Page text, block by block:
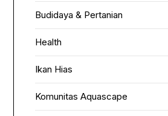
Budidaya & Pertanian
Health
Ikan Hias
Komunitas Aquascape